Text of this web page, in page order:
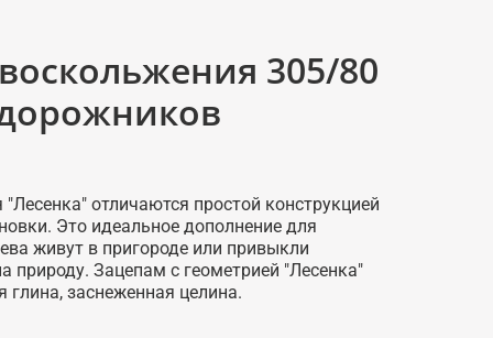
305/80
отличаются простой конструкцией
Это идеальное дополнение для
живут в пригороде или привыкли
Зацепам с геометрией "Лесенка"
заснеженная целина.